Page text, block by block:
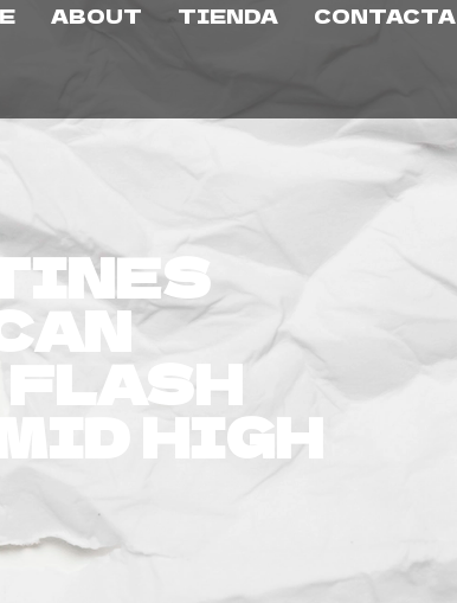
ABOUT TIENDA CONTACTA
HIGH